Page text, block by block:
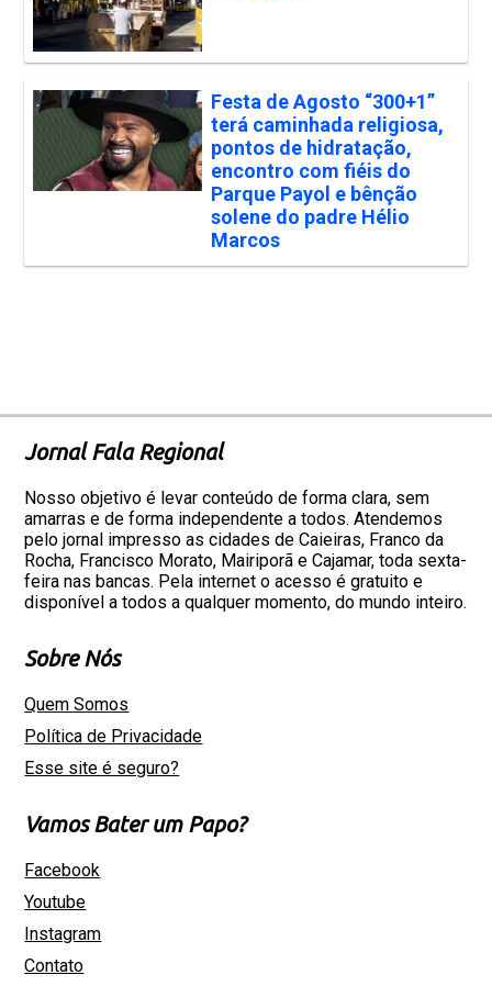
Festa de Agosto “300+1”
terá caminhada religiosa,
pontos de hidratação,
encontro com fiéis do
Parque Payol e bênção
solene do padre Hélio
Marcos
Jornal Fala Regional
Nosso objetivo é levar conteúdo de forma clara, sem
amarras e de forma independente a todos. Atendemos
pelo jornal impresso as cidades de Caieiras, Franco da
Rocha, Francisco Morato, Mairiporã e Cajamar, toda sexta-
feira nas bancas. Pela internet o acesso é gratuito e
disponível a todos a qualquer momento, do mundo inteiro.
Sobre Nós
Quem Somos
Política de Privacidade
Esse site é seguro?
Vamos Bater um Papo?
Facebook
Youtube
Instagram
Contato